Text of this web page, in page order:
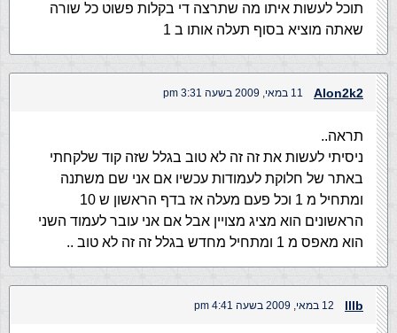
תוכל לעשות איתו מה שתרצה די בקלות פשוט כל שורה
שאתה מוציא בסוף תעלה אותו ב 1
Alon2k2 11 במאי, 2009 בשעה 3:31 pm
תראה..
ניסיתי לעשות את זה זה לא טוב בגלל שזה קוד שלקחתי
באתר של חלוקת לעמודות עכשיו אם אני שם משתנה
ומתחיל מ 1 וכל פעם מעלה אז בדף הראשון ש 10
הראשונים הוא מציג מצויין אבל אם אני עובר לעמוד השני
הוא מאפס מ 1 ומתחיל מחדש בגלל זה זה לא טוב ..
lllb 12 במאי, 2009 בשעה 4:41 pm